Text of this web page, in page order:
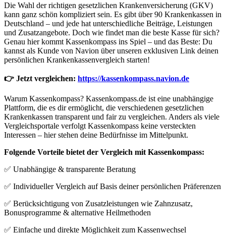
Die Wahl der richtigen gesetzlichen Krankenversicherung (GKV)
kann ganz schön kompliziert sein. Es gibt über 90 Krankenkassen in
Deutschland – und jede hat unterschiedliche Beiträge, Leistungen
und Zusatzangebote. Doch wie findet man die beste Kasse für sich?
Genau hier kommt Kassenkompass ins Spiel – und das Beste: Du
kannst als Kunde von Navion über unseren exklusiven Link deinen
persönlichen Krankenkassenvergleich starten!
👉 Jetzt vergleichen: https://kassenkompass.navion.de
Warum Kassenkompass? Kassenkompass.de ist eine unabhängige
Plattform, die es dir ermöglicht, die verschiedenen gesetzlichen
Krankenkassen transparent und fair zu vergleichen. Anders als viele
Vergleichsportale verfolgt Kassenkompass keine versteckten
Interessen – hier stehen deine Bedürfnisse im Mittelpunkt.
Folgende Vorteile bietet der Vergleich mit Kassenkompass:
✅ Unabhängige & transparente Beratung
✅ Individueller Vergleich auf Basis deiner persönlichen Präferenzen
✅ Berücksichtigung von Zusatzleistungen wie Zahnzusatz,
Bonusprogramme & alternative Heilmethoden
✅ Einfache und direkte Möglichkeit zum Kassenwechsel